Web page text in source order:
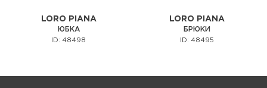
LORO PIANA
ЮБКА
ID: 48498
LORO PIANA
БРЮКИ
ID: 48495